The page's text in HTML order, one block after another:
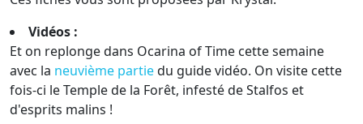
Vidéos :
Et on replonge dans Ocarina of Time cette semaine
avec la neuvième partiedu guide vidéo. On visite cette
fois-ci le Temple de la Forêt, infesté de Stalfos et
d'esprits malins !